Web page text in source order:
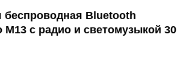
беспроводная Bluetooth
M13 с радио и светомузыкой 30